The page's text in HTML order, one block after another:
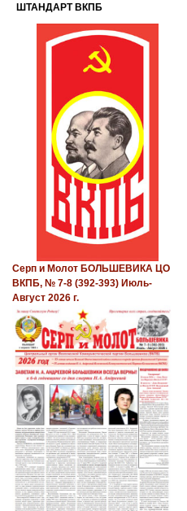
ШТАНДАРТ ВКПБ
Серп и Молот БОЛЬШЕВИКА ЦО
ВКПБ, № 7-8 (392-393) Июль-
Август 2026 г.